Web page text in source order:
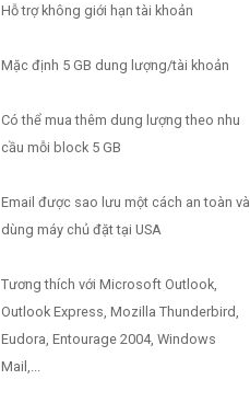
Hỗ trợ không giới hạn tài khoản
Mặc định 5 GB dung lượng/tài khoản
Có thể mua thêm dung lượng theo nhu
cầu mỗi block 5 GB
Email được sao lưu một cách an toàn và
dùng máy chủ đặt tại USA
Tương thích với Microsoft Outlook,
Outlook Express, Mozilla Thunderbird,
Eudora, Entourage 2004, Windows
Mail,...